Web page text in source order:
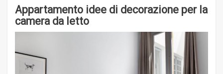
Appartamento idee di decorazione per la
camera da letto